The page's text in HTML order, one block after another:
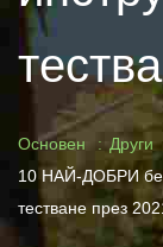
Основен
Други
10 НАЙ-ДОБРИ
тестване през